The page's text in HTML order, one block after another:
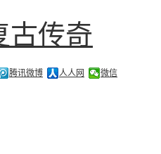
古传奇
腾讯微博 人人网 微信